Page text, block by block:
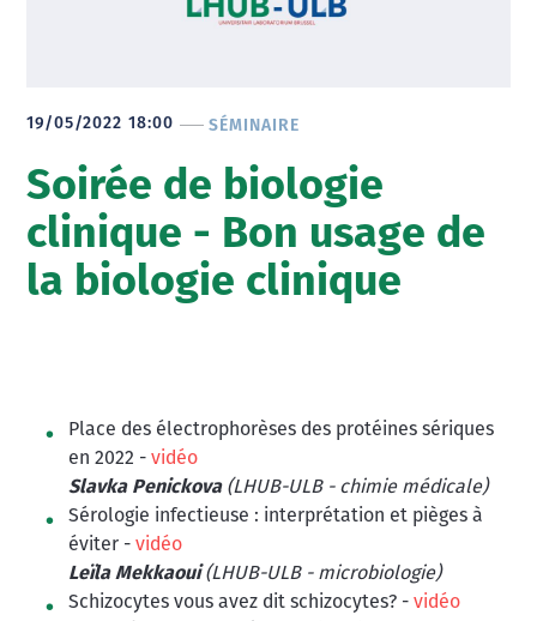
19/05/2022 18:00 SÉMINAIRE
Soirée de biologie
clinique - Bon usage de
la biologie clinique
Place des électrophorèses des protéines sériques
en 2022 -vidéo
Slavka Penickova(LHUB-ULB - chimie médicale)
Sérologie infectieuse : interprétation et pièges à
éviter -vidéo
Leïla Mekkaoui(LHUB-ULB - microbiologie)
Schizocytes vous avez dit schizocytes? -vidéo